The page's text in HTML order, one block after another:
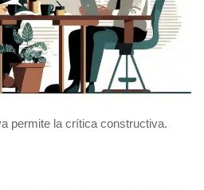
permite la crítica constructiva.